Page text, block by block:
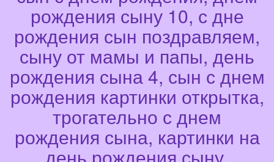
рождения сыну 10, с дне
рождения сын поздравляем,
сыну от мамы и папы, день
рождения сына 4, сын с днем
рождения картинки открытка,
трогательно с днем
рождения сына, картинки на